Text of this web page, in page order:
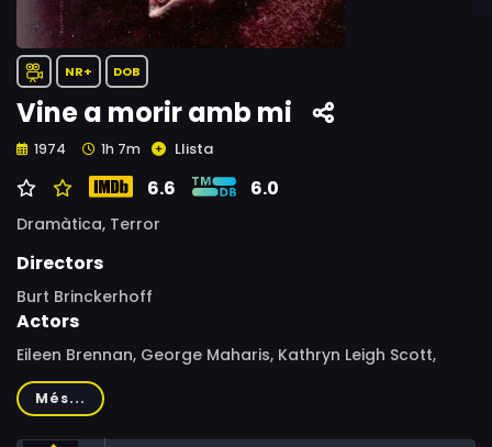
NR+ DOB
Vine a morir amb mi
1974 1h 7m Llista
6.6 6.0
Dramàtica, Terror
Directors
Burt Brinckerhoff
Actors
Eileen Brennan, George Maharis, Kathryn Leigh Scott,
Alan Napier, Philip Sterling, John A. Zee, Charles
Macaulay, William Lanteau, Nick Ferrari
Més...